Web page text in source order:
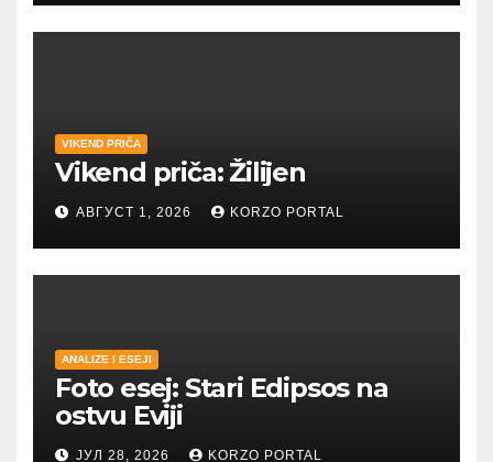
VIKEND PRIČA
Vikend priča: Žilijen
АВГУСТ 1, 2026 KORZO PORTAL
ANALIZE I ESEJI
Foto esej: Stari Edipsos na
ostvu Eviji
ЈУЛ 28, 2026 KORZO PORTAL